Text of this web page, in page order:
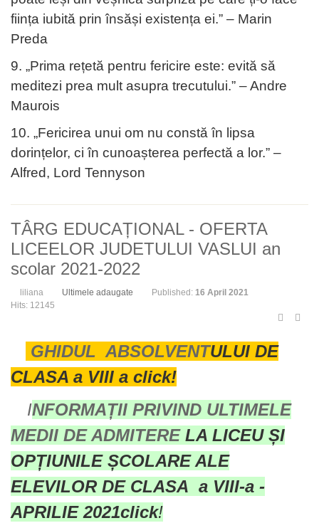
ființa iubită prin însăși existența ei.” – Marin
Preda
9. „Prima rețetă pentru fericire este: evită să
meditezi prea mult asupra trecutului.” – Andre
Maurois
10. „Fericirea unui om nu constă în lipsa
dorințelor, ci în cunoașterea perfectă a lor.” –
Alfred, Lord Tennyson
TÂRG EDUCAȚIONAL - OFERTA
LICEELOR JUDETULUI VASLUI an
scolar 2021-2022
liliana Ultimele adaugate Published: 16 April 2021
Hits: 12145
GHIDUL ABSOLVENTULUI DE
CLASA a VIII a click!
INFORMAȚII PRIVIND ULTIMELE
MEDII DE ADMITERE LA LICEU ȘI
OPȚIUNILE ȘCOLARE ALE
ELEVILOR DE CLASA a VIII-a -
APRILIE 2021click!